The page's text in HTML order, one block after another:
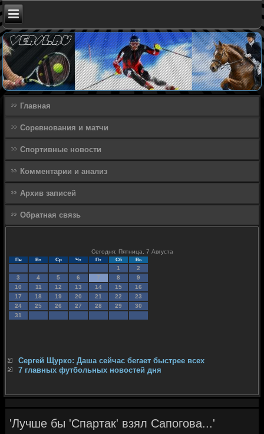
Главная
Соревнования и матчи
Спортивные новости
Комментарии и анализ
Архив записей
Обратная связь
Сегодня: Пятница, 7 Августа
Пн Вт Ср Чт Пт Сб Вс
1
2
3
4 5 6 7 8
9
10
11 12 13 14 15
16
17
18 19 20 21 22
23
24
25 26 27 28 29
30
31
Сергей Щурко: Даша сейчас бегает быстрее всех
7 главных футбольных новостей дня
'Лучше бы 'Спартак' взял Сапогова...'